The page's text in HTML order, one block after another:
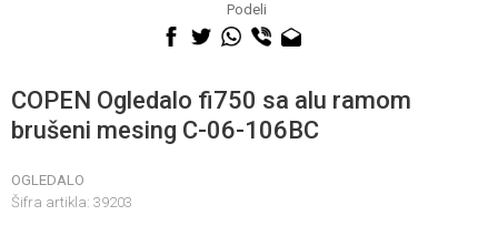
Podeli
COPEN Ogledalo fi750 sa alu ramom
brušeni mesing C-06-106BC
OGLEDALO
Šifra artikla: 39203